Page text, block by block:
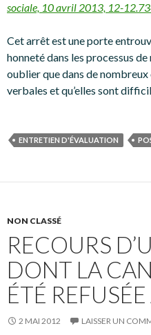
sociale, 10 avril 2013, 12-
Cet arrêt est une porte
honneté dans les processus
oublier que dans de
verbales et qu’elles sont
ENTRETIEN D'ÉVALUATION
NON CLASSÉ
RECOURS
DONT LA
ÉTÉ
2 MAI 2012 LAISSER UN